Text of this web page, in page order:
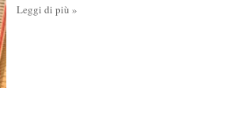
Leggi di più »